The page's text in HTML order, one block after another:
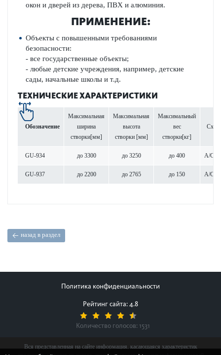
окон и дверей из дерева, ПВХ и алюминия.
ПРИМЕНЕНИЕ:
Объекты с повышенными требованиями
безопасности:
- все государственные объекты;
- любые детские учреждения, например, детские
сады, начальные школы и т.д.
ТЕХНИЧЕСКИЕ ХАРАКТЕРИСТИКИ
Обозначение
Максимальная
ширина
створки[мм]
Максимальная
высота
створки [мм]
Максимальный
вес
створки[кг]
GU-934 до 3300 до 3250 до 400 A/C/
GU-937 до 2200 до 2765 до 150 A/C/
назад в раздел
Политика конфиденциальности
Рейтинг сайта: 4.8
Количество голосов: 1531
Вся представленная на сайте информация, касающаяся характеристик